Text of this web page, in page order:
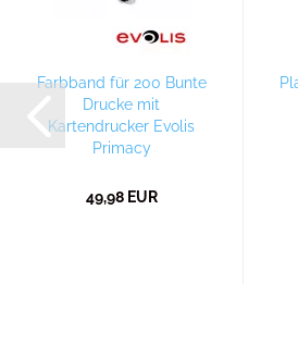
Farbband für 200 Bunte
Drucke mit
Kartendrucker Evolis
Primacy
49,98 EUR